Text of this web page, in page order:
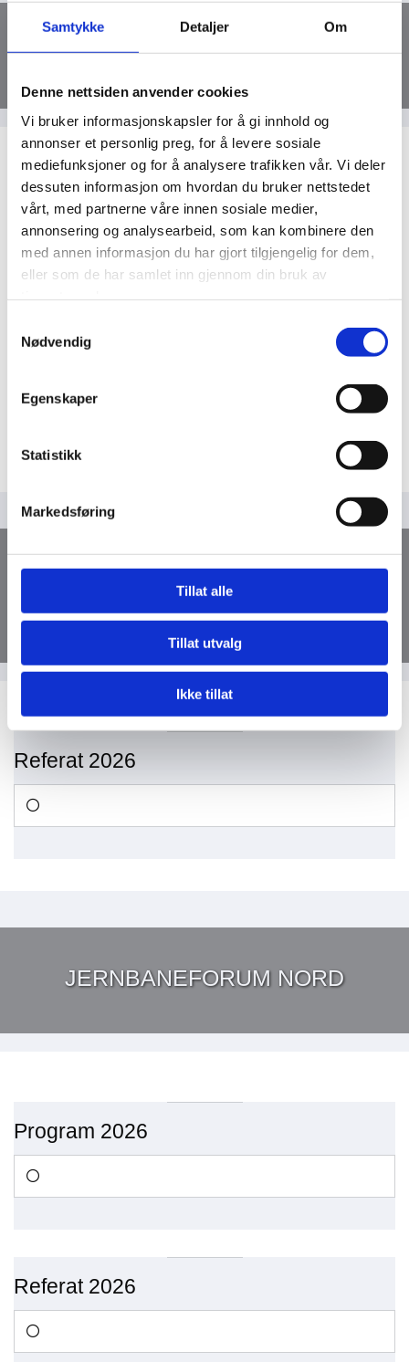
Samtykke Detaljer Om
Denne nettsiden anvender cookies
Vi bruker informasjonskapsler for å gi innhold og
annonser et personlig preg, for å levere sosiale
mediefunksjoner og for å analysere trafikken vår. Vi deler
dessuten informasjon om hvordan du bruker nettstedet
vårt, med partnerne våre innen sosiale medier,
annonsering og analysearbeid, som kan kombinere den
med annen informasjon du har gjort tilgjengelig for dem,
eller som de har samlet inn gjennom din bruk av
Nødvendig
Egenskaper
Statistikk
Markedsføring
Tillat alle
Tillat utvalg
Ikke tillat
REGIONALT POLITIRÅD NORDLAND
Program 2026
26. MARS 2025
26. MARS 2025
REGIONALT KRAFTFORUM
NORDLAND
Referat 2026
JERNBANEFORUM NORD
Program 2026
Referat 2026